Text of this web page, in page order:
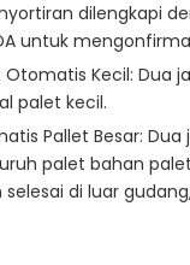
dilengkapi
untuk
Otomatis Kecil:
palet kecil.
Pallet Besar:
palet bahan
di luar